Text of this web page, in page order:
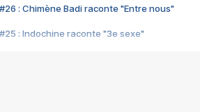
#26 : Chimène Badi raconte "Entre nous"
#25 : Indochine raconte "3e sexe"